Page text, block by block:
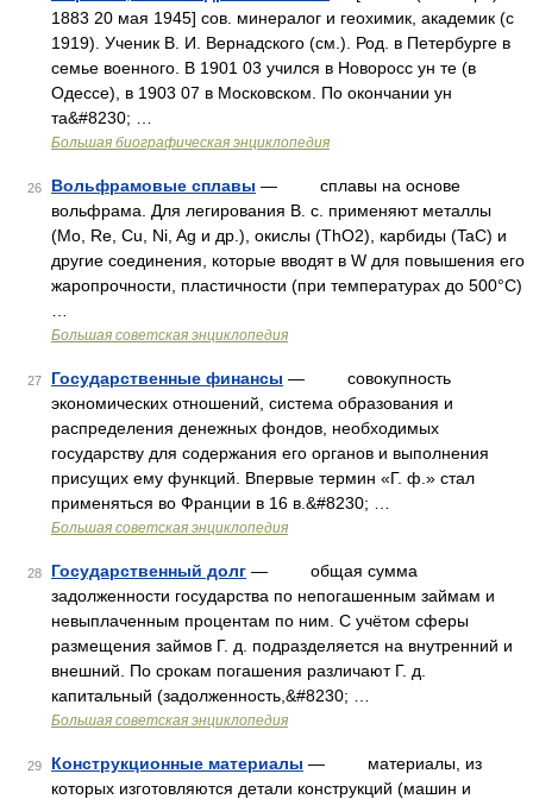
1883 20 мая 1945] сов. минералог и геохимик, академик (с
1919). Ученик В. И. Вернадского (см.). Род. в Петербурге в
семье военного. В 1901 03 учился в Новоросс ун те (в
Одессе), в 1903 07 в Московском. По окончании ун
та&#8230; …
Большая биографическая энциклопедия
26 Вольфрамовые сплавы — сплавы на основе
вольфрама. Для легирования В. с. применяют металлы
(Mo, Re, Cu, Ni, Ag и др.), окислы (ThO2), карбиды (TaC) и
другие соединения, которые вводят в W для повышения его
жаропрочности, пластичности (при температурах до 500°С)
Большая советская энциклопедия
27 Государственные финансы — совокупность
экономических отношений, система образования и
распределения денежных фондов, необходимых
государству для содержания его органов и выполнения
присущих ему функций. Впервые термин «Г. ф.» стал
применяться во Франции в 16 в.&#8230; …
Большая советская энциклопедия
28 Государственный долг — общая сумма
задолженности государства по непогашенным займам и
невыплаченным процентам по ним. С учётом сферы
размещения займов Г. д. подразделяется на внутренний и
внешний. По срокам погашения различают Г. д.
капитальный (задолженность,&#8230; …
Большая советская энциклопедия
29 Конструкционные материалы — материалы, из
которых изготовляются детали конструкций (машин и